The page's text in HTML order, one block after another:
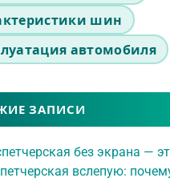
шин
автомобиля
ЗАПИСИ
без экрана —
вслепую: